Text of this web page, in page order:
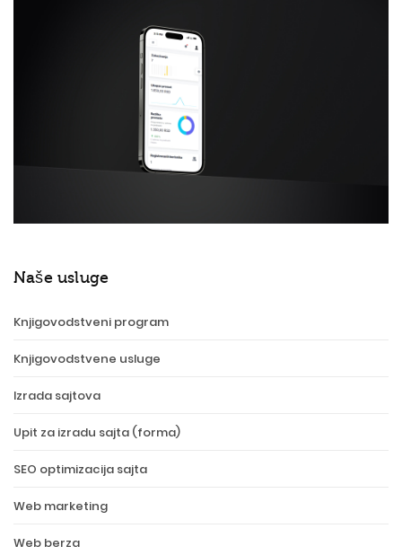
Naše usluge
Knjigovodstveni program
Knjigovodstvene usluge
Izrada sajtova
Upit za izradu sajta (forma)
SEO optimizacija sajta
Web marketing
Web berza